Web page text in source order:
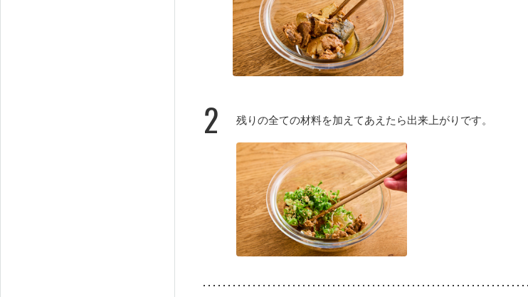
2 残りの全ての材料を加えてあえたら出来上がりです。